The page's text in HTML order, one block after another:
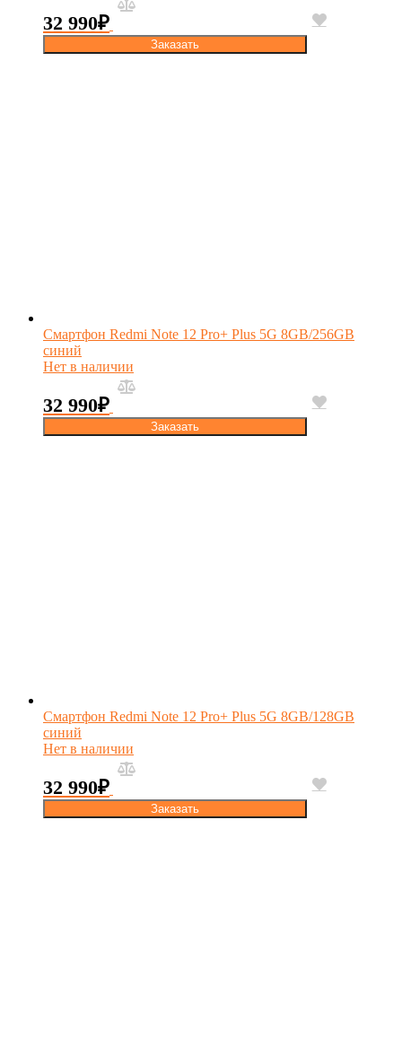
32 990₽
Заказать
Смартфон Redmi Note 12 Pro+ Plus 5G 8GB/256GB
синий
Нет в наличии
32 990₽
Заказать
Смартфон Redmi Note 12 Pro+ Plus 5G 8GB/128GB
синий
Нет в наличии
32 990₽
Заказать